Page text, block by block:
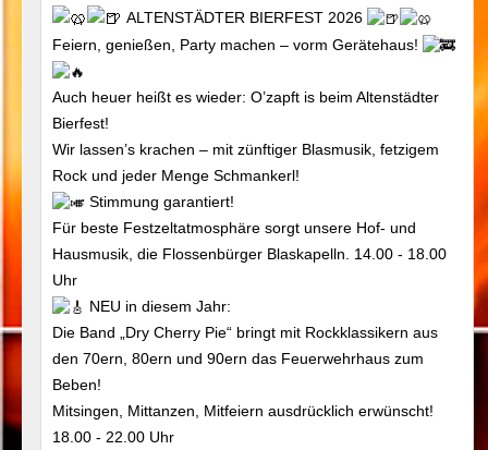
ALTENSTÄDTER BIERFEST 2026
Feiern, genießen, Party machen – vorm Gerätehaus!
Auch heuer heißt es wieder: O’zapft is beim Altenstädter
Bierfest!
Wir lassen’s krachen – mit zünftiger Blasmusik, fetzigem
Rock und jeder Menge Schmankerl!
Stimmung garantiert!
Für beste Festzeltatmosphäre sorgt unsere Hof- und
Hausmusik, die Flossenbürger Blaskapelln. 14.00 - 18.00
Uhr
NEU in diesem Jahr:
Die Band „Dry Cherry Pie“ bringt mit Rockklassikern aus
den 70ern, 80ern und 90ern das Feuerwehrhaus zum
Beben!
Mitsingen, Mittanzen, Mitfeiern ausdrücklich erwünscht!
18.00 - 22.00 Uhr